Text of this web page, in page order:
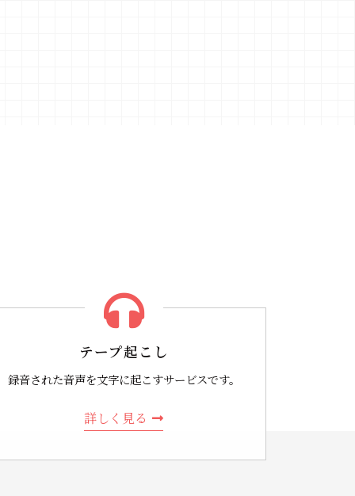
テープ起こし
録音された音声を文字に起こすサービスです。
詳しく見る